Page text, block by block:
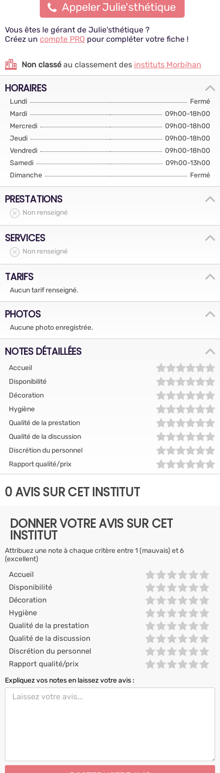
Appeler Julie'sthétique
Vous êtes le gérant de Julie'sthétique ?
Créez un compte PRO pour compléter votre fiche !
Non classé au classement des instituts Morbihan
HORAIRES
Lundi
Fermé
Mardi
09h00-18h00
Mercredi
09h00-18h00
Jeudi
09h00-18h00
Vendredi
09h00-18h00
Samedi
09h00-13h00
Dimanche
Fermé
PRESTATIONS
Non renseigné
SERVICES
Non renseigné
TARIFS
Aucun tarif renseigné.
PHOTOS
Aucune photo enregistrée.
NOTES DÉTAILLÉES
Accueil
Disponibilité
Décoration
Hygiène
Qualité de la prestation
Qualité de la discussion
Discrétion du personnel
Rapport qualité/prix
0 AVIS SUR CET INSTITUT
DONNER VOTRE AVIS SUR CET
INSTITUT
Attribuez une note à chaque critère entre 1 (mauvais) et 6
(excellent)
Accueil
Disponibilité
Décoration
Hygiène
Qualité de la prestation
Qualité de la discussion
Discrétion du personnel
Rapport qualité/prix
Expliquez vos notes en laissez votre avis :